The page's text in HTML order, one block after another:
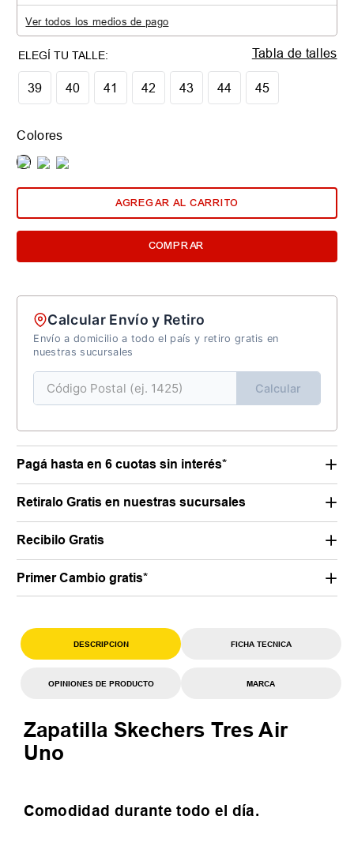
Ver todos los medios de pago
39 40 41 42 43 44 45
Tabla de talles
Colores
AGREGAR AL CARRITO
COMPRAR
Calcular Envío y Retiro
Envío a domicilio a todo el país y retiro gratis en
nuestras sucursales
Calcular
Pagá hasta en 6 cuotas sin interés*
Retiralo Gratis en nuestras sucursales
Recibilo Gratis
Primer Cambio gratis*
DESCRIPCION FICHA TECNICA
OPINIONES DE PRODUCTO MARCA
Zapatilla Skechers Tres Air
Uno
Comodidad durante todo el día.